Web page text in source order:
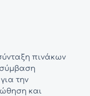
πινάκων
την
και